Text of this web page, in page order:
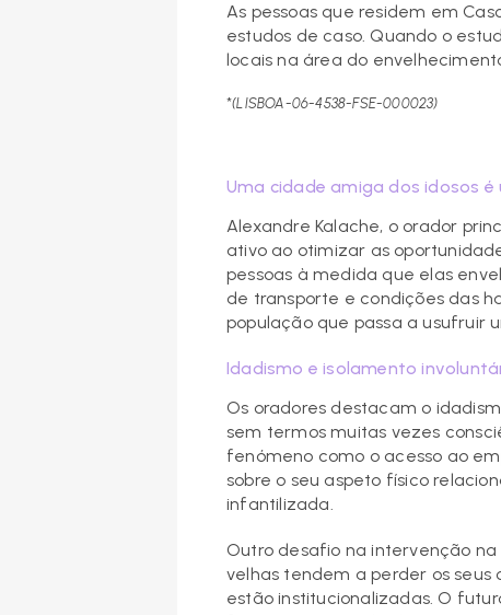
As pessoas que residem em
estudos de caso. Quando o
locais na área do
*(LISBOA-06-4538-FSE-000023)
Uma cidade amiga dos idosos
Alexandre Kalache, o orador
ativo ao otimizar as
pessoas à medida que elas
de transporte e condições das
população que passa a usufruir
Idadismo e isolamento
Os oradores destacam o
sem termos muitas vezes
fenómeno como o acesso ao
sobre o seu aspeto físico
infantilizada.
Outro desafio na intervenção
velhas tendem a perder os seus
estão institucionalizadas. O